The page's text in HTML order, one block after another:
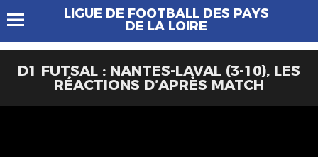
LIGUE DE FOOTBALL DES PAYS
DE LA LOIRE
D1 FUTSAL : NANTES-LAVAL (3-10), LES
RÉACTIONS D’APRÈS MATCH